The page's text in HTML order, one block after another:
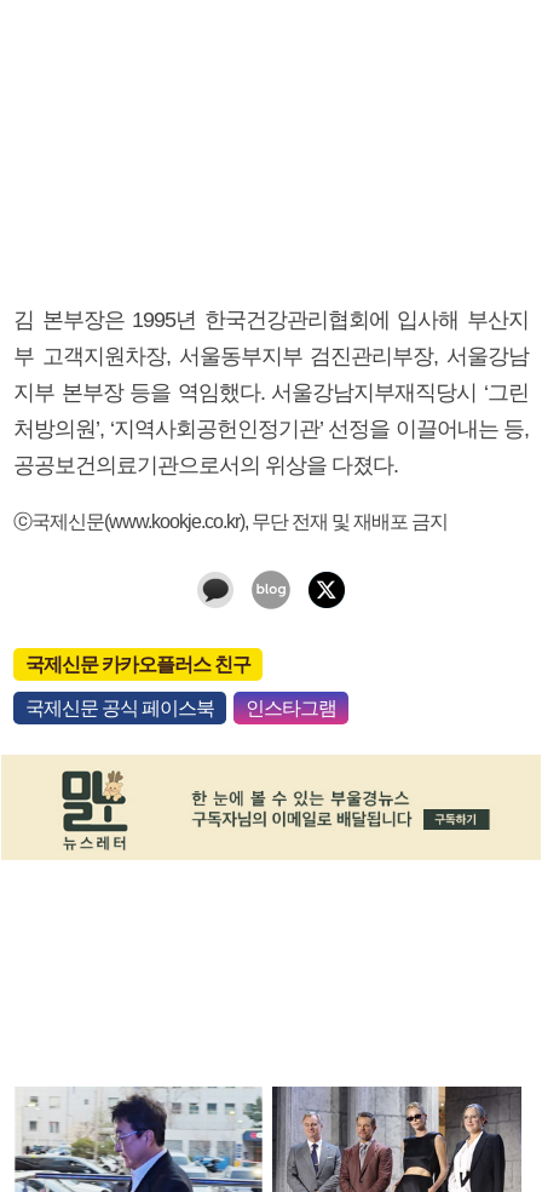
김 본부장은 1995년 한국건강관리협회에 입사해 부산지
부 고객지원차장, 서울동부지부 검진관리부장, 서울강남
지부 본부장 등을 역임했다. 서울강남지부재직당시 ‘그린
처방의원’, ‘지역사회공헌인정기관’ 선정을 이끌어내는 등,
공공보건의료기관으로서의 위상을 다졌다.
ⓒ국제신문(www.kookje.co.kr), 무단 전재 및 재배포 금지
국제신문 카카오플러스 친구
국제신문 공식 페이스북 인스타그램